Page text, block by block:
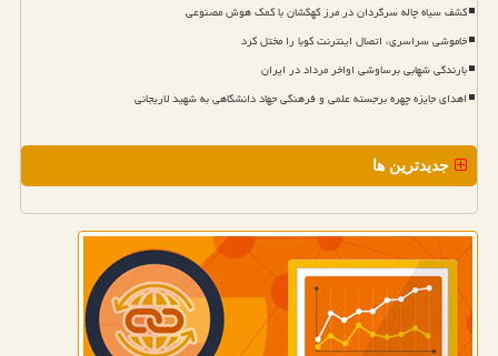
کشف سیاه چاله سرگردان در مرز کهکشان با کمک هوش مصنوعی
خاموشی سراسری، اتصال اینترنت کوبا را مختل کرد
بارندگی شهابی برساوشی اواخر مرداد در ایران
اهدای جایزه چهره برجسته علمی و فرهنگی جهاد دانشگاهی به شهید لاریجانی
جدیدترین ها